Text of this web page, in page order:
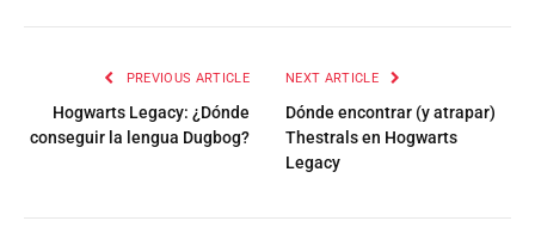
PREVIOUS ARTICLE
Hogwarts Legacy: ¿Dónde
conseguir la lengua Dugbog?
NEXT ARTICLE
Dónde encontrar (y atrapar)
Thestrals en Hogwarts
Legacy